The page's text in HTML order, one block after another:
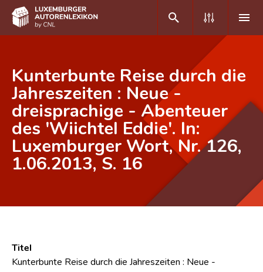
DE FR
Home
Autor(inn)en A-Z
Erweiterte Suche
CNL
Kontakt
Kunterbunte Reise durch die
Jahreszeiten : Neue -
dreisprachige - Abenteuer
des 'Wiichtel Eddie'. In:
Luxemburger Wort, Nr. 126,
1.06.2013, S. 16
Titel
Kunterbunte Reise durch die Jahreszeiten : Neue -